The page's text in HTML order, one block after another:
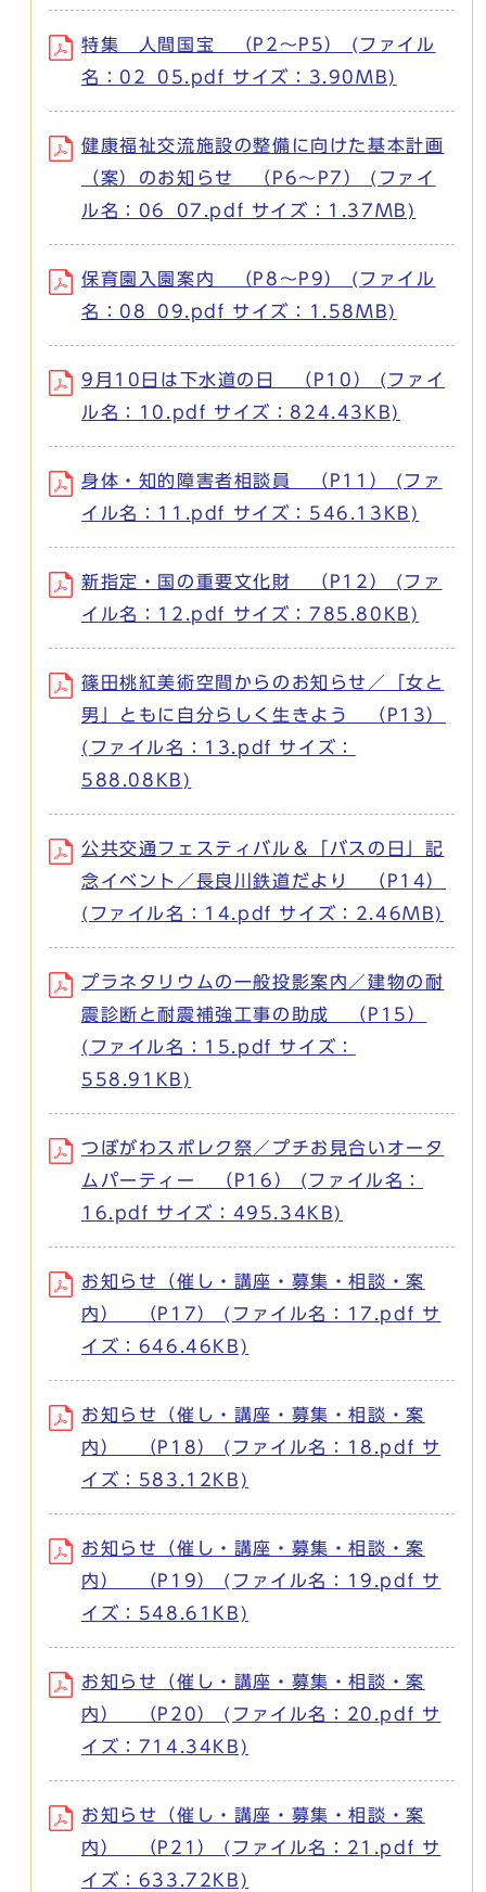
特集 人間国宝 （P2～P5） (ファイル
名：02_05.pdf サイズ：3.90MB)
健康福祉交流施設の整備に向けた基本計画
（案）のお知らせ （P6～P7） (ファイ
ル名：06_07.pdf サイズ：1.37MB)
保育園入園案内 （P8～P9） (ファイル
名：08_09.pdf サイズ：1.58MB)
9月10日は下水道の日 （P10） (ファイ
ル名：10.pdf サイズ：824.43KB)
身体・知的障害者相談員 （P11） (ファ
イル名：11.pdf サイズ：546.13KB)
新指定・国の重要文化財 （P12） (ファ
イル名：12.pdf サイズ：785.80KB)
篠田桃紅美術空間からのお知らせ／「女と
男」ともに自分らしく生きよう （P13）
(ファイル名：13.pdf サイズ：
588.08KB)
公共交通フェスティバル＆「バスの日」記
念イベント／長良川鉄道だより （P14）
(ファイル名：14.pdf サイズ：2.46MB)
プラネタリウムの一般投影案内／建物の耐
震診断と耐震補強工事の助成 （P15）
(ファイル名：15.pdf サイズ：
558.91KB)
つぼがわスポレク祭／プチお見合いオータ
ムパーティー （P16） (ファイル名：
16.pdf サイズ：495.34KB)
お知らせ（催し・講座・募集・相談・案
内） （P17） (ファイル名：17.pdf サ
イズ：646.46KB)
お知らせ（催し・講座・募集・相談・案
内） （P18） (ファイル名：18.pdf サ
イズ：583.12KB)
お知らせ（催し・講座・募集・相談・案
内） （P19） (ファイル名：19.pdf サ
イズ：548.61KB)
お知らせ（催し・講座・募集・相談・案
内） （P20） (ファイル名：20.pdf サ
イズ：714.34KB)
お知らせ（催し・講座・募集・相談・案
内） （P21） (ファイル名：21.pdf サ
イズ：633.72KB)